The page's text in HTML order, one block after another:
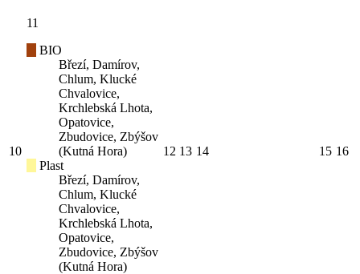
10
11
BIO
Březí, Damírov,
Chlum, Klucké
Chvalovice,
Krchlebská Lhota,
Opatovice,
Zbudovice, Zbýšov
(Kutná Hora)
Plast
Březí, Damírov,
Chlum, Klucké
Chvalovice,
Krchlebská Lhota,
Opatovice,
Zbudovice, Zbýšov
(Kutná Hora)
12 13 14 15 16